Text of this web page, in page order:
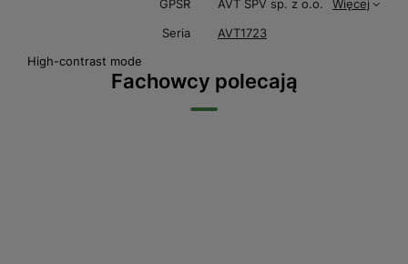
GPSR AVT SPV sp. z o.o.
Więcej
Seria
AVT1723
High-contrast mode
Fachowcy polecają